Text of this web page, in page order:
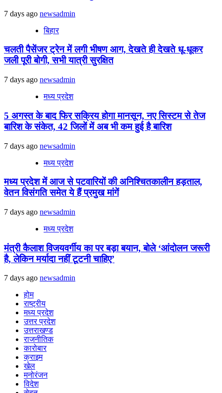
7 days ago newsadmin
बिहार
चलती पैसेंजर ट्रेन में लगी भीषण आग, देखते ही देखते धू-धूकर
जली पूरी बोगी, सभी यात्री सुरक्षित
7 days ago newsadmin
मध्य प्रदेश
5 अगस्त के बाद फिर सक्रिय होगा मानसून, नए सिस्टम से तेज
बारिश के संकेत, 42 जिलों में अब भी कम हुई है बारिश
7 days ago newsadmin
मध्य प्रदेश
मध्य प्रदेश में आज से पटवारियों की अनिश्चितकालीन हड़ताल,
वेतन विसंगति समेत ये हैं प्रमुख मांगें
7 days ago newsadmin
मध्य प्रदेश
मंत्री कैलाश विजयवर्गीय का पर बड़ा बयान, बोले ‘आंदोलन जरूरी
है, लेकिन मर्यादा नहीं टूटनी चाहिए’
7 days ago newsadmin
होम
राष्ट्रीय
मध्य प्रदेश
उत्तर प्रदेश
उत्तराखण्ड
राजनीतिक
कारोबार
क्राइम
खेल
मनोरंजन
विदेश